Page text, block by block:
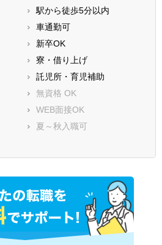
駅から徒歩5分以内
車通勤可
新卒OK
寮・借り上げ
託児所・育児補助
無資格 OK
WEB面接OK
夏～秋入職可